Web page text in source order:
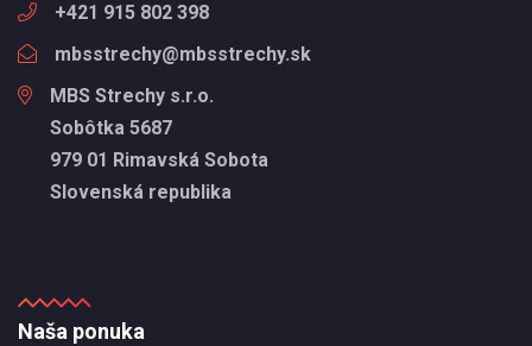
+421 915 802 398
mbsstrechy@mbsstrechy.sk
MBS Strechy s.r.o.
Sobôtka 5687
979 01 Rimavská Sobota
Slovenská republika
Naša ponuka